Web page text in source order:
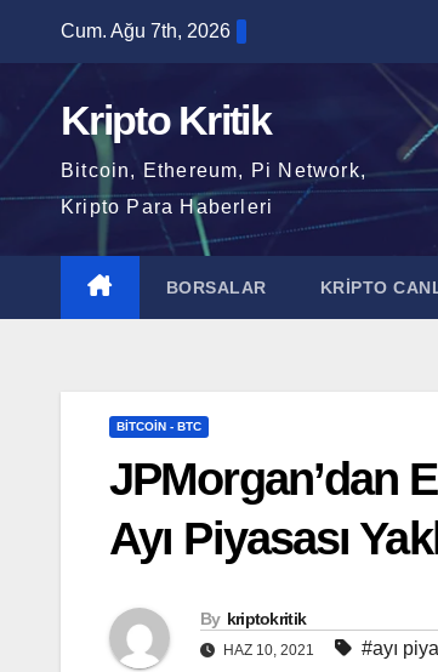
content
Cum. Ağu 7th, 2026
Kripto Kritik
Bitcoin, Ethereum, Pi Network,
Kripto Para Haberleri
BORSALAR KRİPTO
BITCOIN - BTC
JPMorgan’dan
Ayı Piyasası
By kriptokritik
HAZ 10, 2021 #ayı